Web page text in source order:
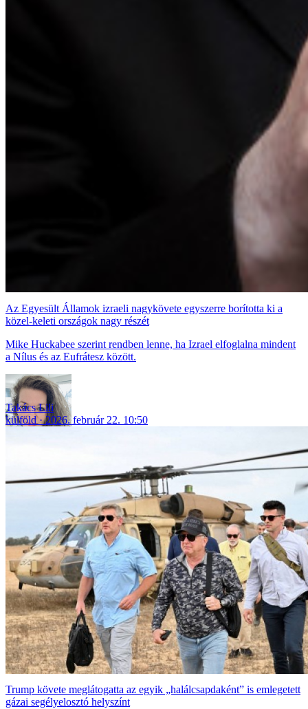
Az Egyesült Államok izraeli nagykövete egyszerre borította ki a
közel-keleti országok nagy részét
Mike Huckabee szerint rendben lenne, ha Izrael elfoglalna mindent
a Nílus és az Eufrátesz között.
Takács Lili
külföld
2026. február 22. 10:50
Trump követe meglátogatta az egyik „halálcsapdaként” is emlegetett
gázai segélyelosztó helyszínt